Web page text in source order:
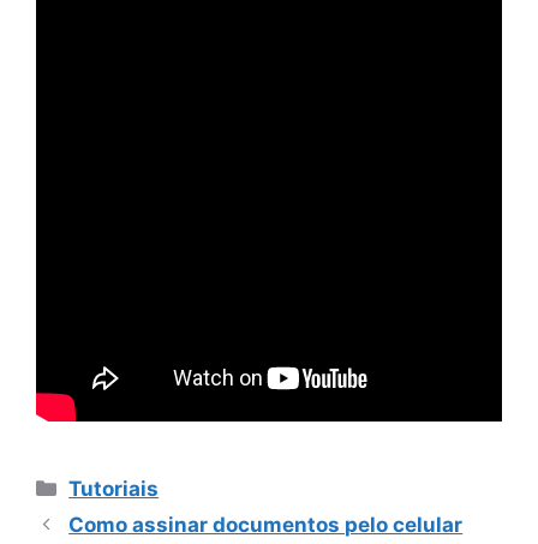
Categorias
Tutoriais
Como assinar documentos pelo celular